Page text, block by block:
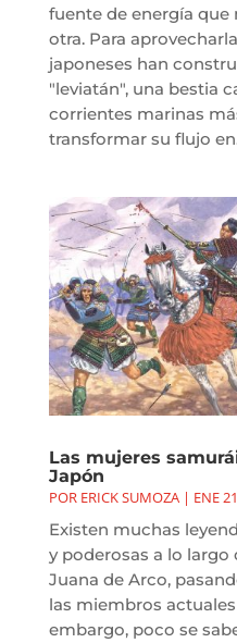
fuente de energía que
otra. Para
japoneses han
"leviatán", una bestia
corrientes marinas
transformar su flujo
Las mujeres
Japón
POR ERICK SUMOZA| ENE
Existen muchas
y poderosas a lo largo
Juana de Arco,
las miembros actuales
embargo, poco se